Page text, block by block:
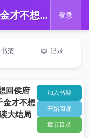
📖 (番外)+(全文)真千金才不想回侯府嘉仪萧嘉仪免费阅读_真千金才不想回侯府嘉仪萧嘉仪在线阅读大结局 登录
架 📖 记录
回侯府
金才不想
大结局
加入书架
开始阅读
章节目录